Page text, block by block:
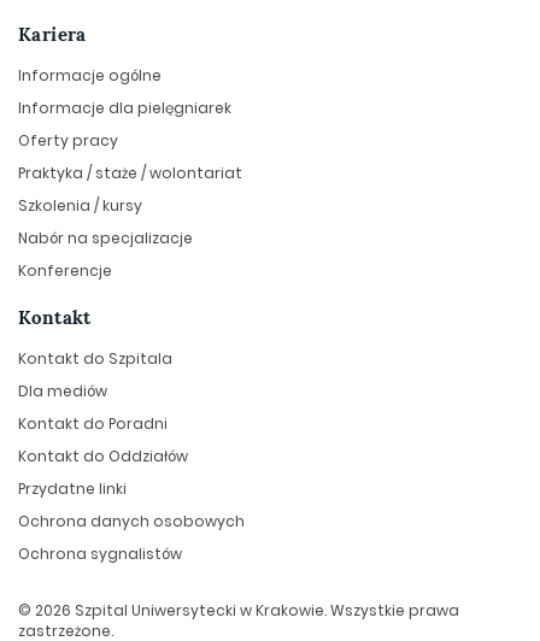
Kariera
Informacje ogólne
Informacje dla pielęgniarek
Oferty pracy
Praktyka / staże / wolontariat
Szkolenia / kursy
Nabór na specjalizacje
Konferencje
Kontakt
Kontakt do Szpitala
Dla mediów
Kontakt do Poradni
Kontakt do Oddziałów
Przydatne linki
Ochrona danych osobowych
Ochrona sygnalistów
© 2026 Szpital Uniwersytecki w Krakowie. Wszystkie prawa
zastrzeżone.